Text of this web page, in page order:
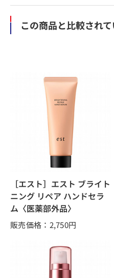
この商品と比較され
［エスト］エスト ブライト
ニング リペア ハンドセラ
ム〈医薬部外品〉
販売価格：2,750円